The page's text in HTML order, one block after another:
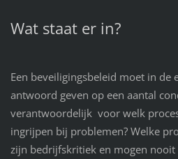
Wat staat er in?
Een beveiligingsbeleid moet in de
antwoord geven op een aantal
verantwoordelijk voor welk
ingrijpen bij problemen? Welke
zijn bedrijfskritiek en mogen nooit